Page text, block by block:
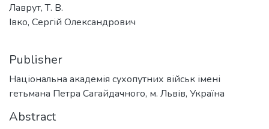
Лаврут, Т. В.
Івко, Сергій Олександрович
Publisher
Національна академія сухопутних військ імені
гетьмана Петра Сагайдачного, м. Львів, Україна
Abstract